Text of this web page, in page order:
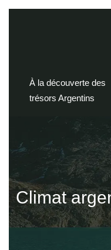
À la découverte des
trésors Argentins
Climat